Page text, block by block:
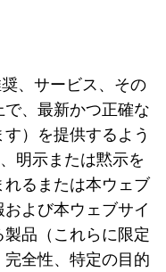
、サービス、その
、最新かつ正確な
）を提供するよう
明示または黙示を
るまたは本ウェブ
よび本ウェブサイ
品（これらに限定
全性、特定の目的